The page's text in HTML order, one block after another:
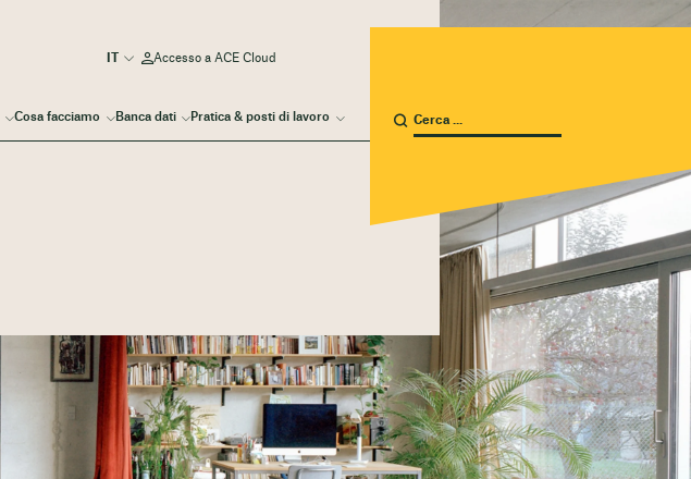
Cosa facciamo Banca dati Pratica & posti di lavoro
Accesso a ACE Cloud